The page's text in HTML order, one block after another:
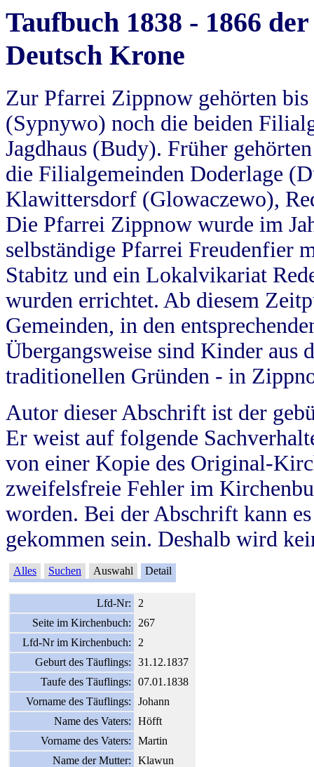
Taufbuch 1838 - 1866
Deutsch Krone
Zur Pfarrei Zippnow gehörten
(Sypnywo) noch die beiden
Jagdhaus (Budy). Früher
die Filialgemeinden Doderlage
Klawittersdorf (Glowaczewo),
Die Pfarrei Zippnow wurde im
selbständige Pfarrei Freudenfier
Stabitz und ein Lokalvikariat
wurden errichtet. Ab diesem
Gemeinden, in den
Übergangsweise sind Kinder aus
traditionellen Gründen - in
Autor dieser Abschrift ist der
Er weist auf folgende
von einer Kopie des Original-
zweifelsfreie Fehler im
worden. Bei der Abschrift kann
gekommen sein. Deshalb wird
Alles Suchen Auswahl Detail
Lfd-Nr:
2
Seite im Kirchenbuch:
267
Lfd-Nr im Kirchenbuch:
2
Geburt des Täuflings:
31.12.1837
Taufe des Täuflings:
07.01.1838
Vorname des Täuflings:
Johann
Name des Vaters:
Höfft
Vorname des Vaters:
Martin
Name der Mutter:
Klawun